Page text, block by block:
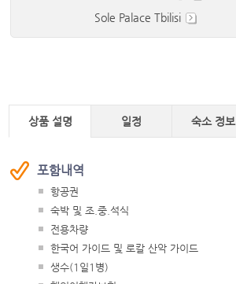
Sole Palace Tbilisi
상품 설명 일정 숙소 정보
포함내역
항공권
숙박 및 조.중.석식
전용차량
한국어 가이드 및 로칼 산악 가이드
생수(1일1병)